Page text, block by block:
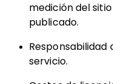
medición del
publicado.
Responsabilidad
servicio.